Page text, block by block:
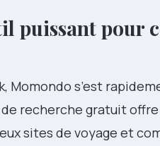
puissant pour
Momondo s’est
recherche gratuit
sites de voyage et